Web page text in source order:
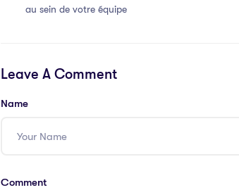
au sein de votre équipe
Leave A Comment
Name
Comment